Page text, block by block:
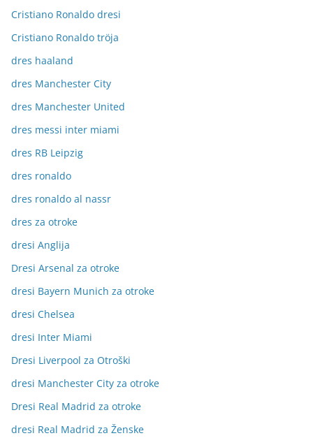
Cristiano Ronaldo dresi
Cristiano Ronaldo tröja
dres haaland
dres Manchester City
dres Manchester United
dres messi inter miami
dres RB Leipzig
dres ronaldo
dres ronaldo al nassr
dres za otroke
dresi Anglija
Dresi Arsenal za otroke
dresi Bayern Munich za otroke
dresi Chelsea
dresi Inter Miami
Dresi Liverpool za Otroški
dresi Manchester City za otroke
Dresi Real Madrid za otroke
dresi Real Madrid za Ženske